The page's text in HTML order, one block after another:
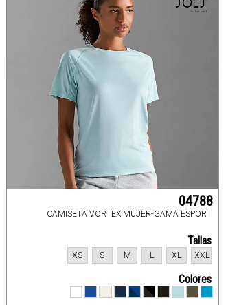
04788
CAMISETA VORTEX MUJER-GAMA ESPORT
Tallas
XXL
XL
L
M
S
XS
Colores